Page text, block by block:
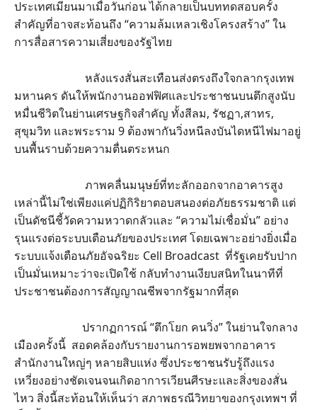
ประเทศเมียนมาเมื่อวันก่อน ได้กลายเป็นบททดสอบครั้ง
สำคัญที่อาจสะท้อนถึง “ความล้มเหลวเชิงโครงสร้าง” ใน
การสื่อสารความเสี่ยงของรัฐไทย
หลังแรงสั่นสะเทือนส่งตรงถึงใจกลากรุงเทพ
มหานคร ดันให้พนักงานออฟฟิศและประชาชนบนตึกสูงนับ
หมื่นชีวิตในย่านเศรษฐกิจสำคัญ ทั้งสีลม, รัชฏา,สาทร,
สุขุมวิท และพระราม 9 ต้องพากันวิ่งหนีลงบันไดหนีไฟมาอยู่
บนพื้นราบด้วยความตื่นตระหนก
ภาพคลื่นมนุษย์ที่ทะลักออกจากอาคารสูง
เหล่านี้ไม่ใช่เพียงแค่ปฏิกิริยาตอบสนองต่อภัยธรรมชาติ แต่
เป็นดัชนีชี้วัดความหวาดกลัวและ “ความไม่เชื่อมั่น” อย่าง
รุนแรงต่อระบบเตือนภัยของประเทศ โดยเฉพาะอย่างยิ่งเมื่อ
ระบบแจ้งเตือนภัยอัจฉริยะ Cell Broadcast ที่รัฐเคยรับปาก
เป็นมั่นเหมาะว่าจะเปิดใช้ กลับทำงานเงียบสนิทในนาทีที่
ประชาชนต้องการสัญญาณชีพจากรัฐมากที่สุด
ปรากฏการณ์ “ตึกโยก คนวิ่ง” ในย่านใจกลาง
เมืองครั้งนี้ สอดคล้องกับรายงานการอพยพจากอาคาร
สำนักงานใหญ่ๆ หลายสิบแห่ง ซึ่งประชาชนรับรู้ถึงแรง
เหวี่ยงอย่างชัดเจนจนเกิดอาการเวียนศีรษะและสิ่งของสั่น
ไหว สิ่งนี้สะท้อนให้เห็นว่า สภาพธรณีวิทยาของกรุงเทพฯ ที่